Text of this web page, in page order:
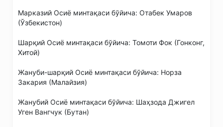
Марказий Осиё минтақаси бўйича: Отабек Умаров
(Ўзбекистон)
Шарқий Осиё минтақаси бўйича: Томоти Фок (Гонконг,
Хитой)
Жануби-шарқий Осиё минтақаси бўйича: Норза
Закария (Малайзия)
Жанубий Осиё минтақаси бўйича: Шаҳзода Джигел
Уген Вангчук (Бутан)